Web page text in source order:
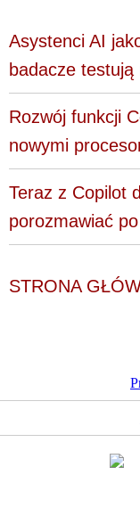
Asystenci AI
badacze
Rozwój funkcji
nowymi
Teraz z Copilot
porozmawiać
STRONA